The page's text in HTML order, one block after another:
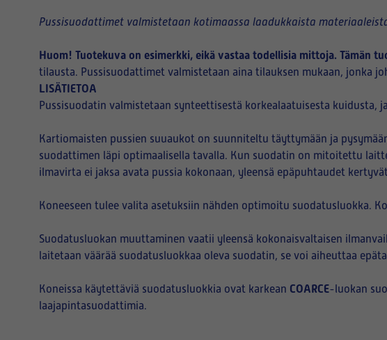
Pussisuodattimet valmistetaan kotimaassa laadukkaista
Huom! Tuotekuva on esimerkki, eikä vastaa todellisia mittoja. Tämän
tilausta. Pussisuodattimet valmistetaan aina tilauksen mukaan, jonka
LISÄTIETOA
Pussisuodatin valmistetaan synteettisestä korkealaatuisesta
Kartiomaisten pussien suuaukot on suunniteltu täyttymään ja
suodattimen läpi optimaalisella tavalla. Kun suodatin on mitoitettu
ilmavirta ei jaksa avata pussia kokonaan, yleensä epäpuhtaudet
Koneeseen tulee valita asetuksiin nähden optimoitu suodatusluokka.
Suodatusluokan muuttaminen vaatii yleensä kokonaisvaltaisen
laitetaan väärää suodatusluokkaa oleva suodatin, se voi aiheuttaa
Koneissa käytettäviä suodatusluokkia ovat karkean COARCE-luokan
laajapintasuodattimia.